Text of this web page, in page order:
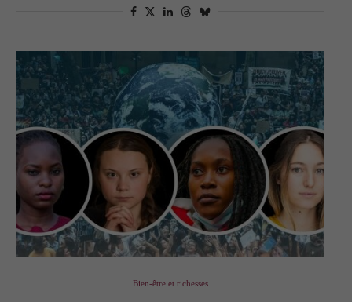
Bien-être et richesses